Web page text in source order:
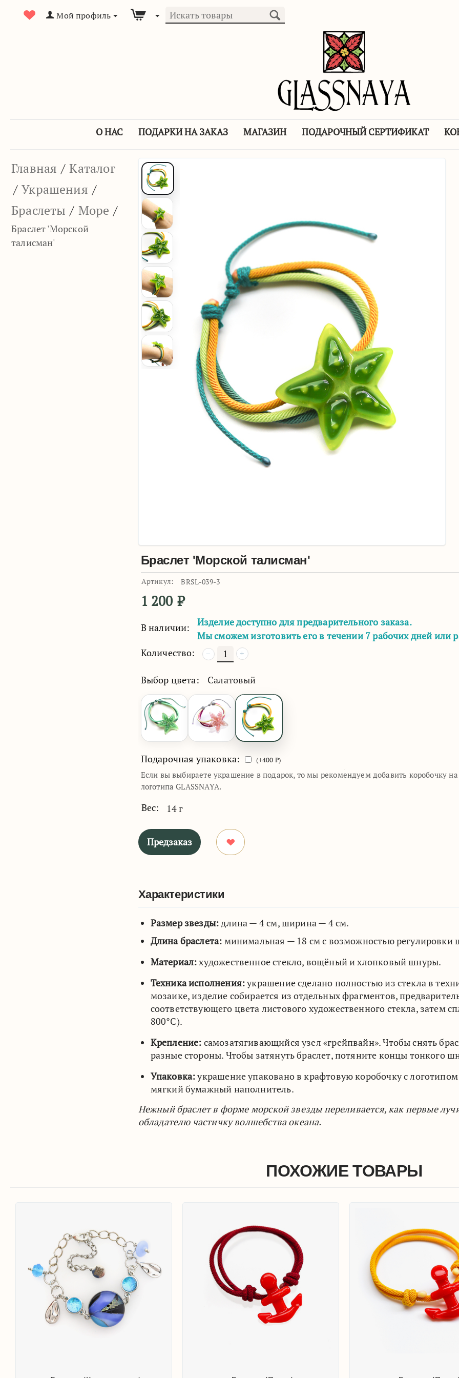
Мой профиль
О НАС ПОДАРКИ НА ЗАКАЗ МАГАЗИН ПОДАРОЧНЫЙ СЕРТИФИКАТ
Главная / Каталог
/ Украшения /
Браслеты / Море /
Браслет 'Морской
талисман'
Браслет 'Морской талисман'
Артикул: BRSL-039-3
1 200 ₽
В наличии:
Изделие доступно для предварительного заказа.
Мы сможем изготовить его в течении 7 рабочих дней или
Количество:
+
−
Выбор цвета: Салатовый
Подарочная упаковка: (+400 ₽)
Если вы выбираете украшение в подарок, то мы рекомендуем добавить коробочку
логотипа GLASSNAYA.
Вес: 14 г
Предзаказ
Характеристики
Размер звезды:длина — 4 см, ширина — 4 см.
Длина браслета: минимальная — 18 см с возможностью регулировки
Материал:художественное стекло, вощёный и хлопковый шнуры.
Техника исполнения:украшение сделано полностью из стекла в
мозаике, изделие собирается из отдельных фрагментов,
соответствующего цвета листового художественного стекла, затем
800°C).
Крепление: самозатягивающийся узел «грейпвайн». Чтобы снять
разные стороны. Чтобы затянуть браслет, потяните концы тонкого
Упаковка:украшение упаковано в крафтовую коробочку с
мягкий бумажный наполнитель.
Нежный браслет в форме морской звезды переливается, как первые
обладателю частичку волшебства океана.
ПОХОЖИЕ ТОВАРЫ